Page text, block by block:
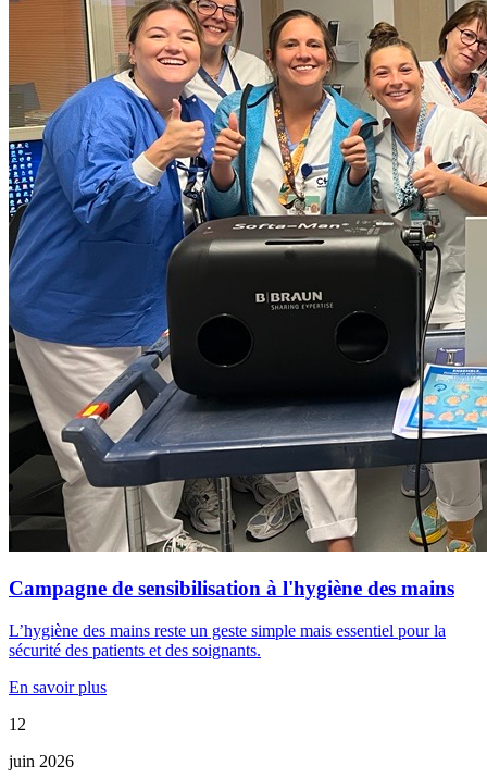
Campagne de sensibilisation à l'hygiène des mains
L’hygiène des mains reste un geste simple mais essentiel pour la
sécurité des patients et des soignants.
En savoir plus
12
juin 2026